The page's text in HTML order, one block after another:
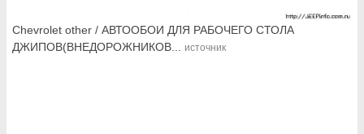
Chevrolet other / АВТООБОИ ДЛЯ РАБОЧЕГО СТОЛА
ДЖИПОВ(ВНЕДОРОЖНИКОВ... источник